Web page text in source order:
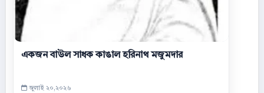
একজন বাউল সাধক কাঙাল হরিনাথ মজুমদার
জুলাই ২০,২০২৬